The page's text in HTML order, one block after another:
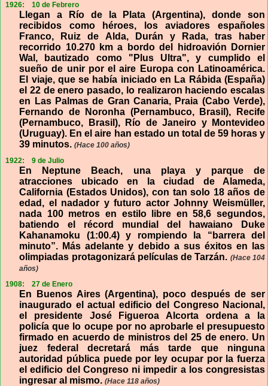
1926:
10 de Febrero
Llegan a Río de la Plata (Argentina), donde son
recibidos como héroes, los aviadores españoles
Franco, Ruiz de Alda, Durán y Rada, tras haber
recorrido 10.270 km a bordo del hidroavión Dornier
Wal, bautizado como "Plus Ultra", y cumplido el
sueño de unir por el aire Europa con Latinoamérica.
El viaje, que se había iniciado en La Rábida (España)
el 22 de enero pasado, lo realizaron haciendo escalas
en Las Palmas de Gran Canaria, Praia (Cabo Verde),
Fernando de Noronha (Pernambuco, Brasil), Recife
(Pernambuco, Brasil), Río de Janeiro y Montevideo
(Uruguay). En el aire han estado un total de 59 horas y
39 minutos.(Hace 100 años)
1922:
9 de Julio
En Neptune Beach, una playa y parque de
atracciones ubicado en la ciudad de Alameda,
California (Estados Unidos), con tan solo 18 años de
edad, el nadador y futuro actor Johnny Weismüller,
nada 100 metros en estilo libre en 58,6 segundos,
batiendo el récord mundial del hawaiano Duke
Kahanamoku (1:00.4) y rompiendo la “barrera del
minuto”. Más adelante y debido a sus éxitos en las
olimpiadas protagonizará películas de Tarzán. (Hace 104
años)
1908:
27 de Enero
En Buenos Aires (Argentina), poco después de ser
inaugurado el actual edificio del Congreso Nacional,
el presidente José Figueroa Alcorta ordena a la
policía que lo ocupe por no aprobarle el presupuesto
firmado en acuerdo de ministros del 25 de enero. Un
juez federal decretará más tarde que ninguna
autoridad pública puede por ley ocupar por la fuerza
el edificio del Congreso ni impedir a los congresistas
ingresar al mismo.(Hace 118 años)